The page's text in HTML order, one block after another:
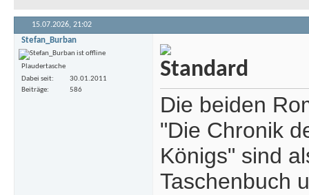
15.07.2026, 21:02
Stefan_Burban
Plaudertasche
Dabei seit
30.01.2011
Beiträge
586
Die beiden
"Die Chronik
Königs" sind
Taschenbuch